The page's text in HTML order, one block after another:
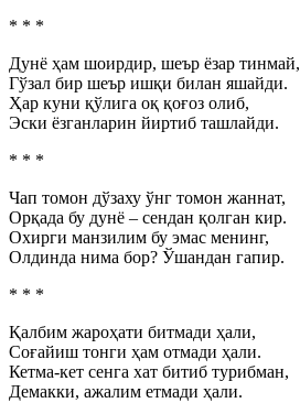
* * *
Дунё ҳам шоирдир, шеър ёзар тинмай,
Гўзал бир шеър ишқи билан яшайди.
Ҳар куни қўлига оқ қоғоз олиб,
Эски ёзганларин йиртиб ташлайди.
* * *
Чап томон дўзаху ўнг томон жаннат,
Орқада бу дунё – сендан қолган кир.
Охирги манзилим бу эмас менинг,
Олдинда нима бор? Ўшандан гапир.
* * *
Қалбим жароҳати битмади ҳали,
Соғайиш тонги ҳам отмади ҳали.
Кетма-кет сенга хат битиб турибман,
Демакки, ажалим етмади ҳали.